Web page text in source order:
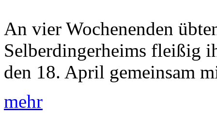
An vier Wochenenden
Selberdingerheims fleißig
den 18. April gemeinsam
mehr